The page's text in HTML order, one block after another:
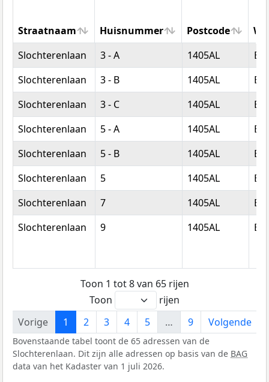
Straatnaam Huisnummer Postcode
Straatnaam
Huisnummer Postcode
Slochterenlaan 3 - A 1405AL
Slochterenlaan
3 - B 1405AL
Slochterenlaan
3 - C 1405AL
Slochterenlaan
5 - A 1405AL
Slochterenlaan
5 - B 1405AL
Slochterenlaan
5 1405AL
Slochterenlaan
7 1405AL
Slochterenlaan
9 1405AL
Toon 1 tot 8 van 65 rijen
Toon
rijen
Vorige
1 2 3 4 5 … 9 Volgende
Bovenstaande tabel toont de 65 adressen van de
Slochterenlaan. Dit zijn alle adressen op basis van de BAG
data van het Kadaster van 1 juli 2026.